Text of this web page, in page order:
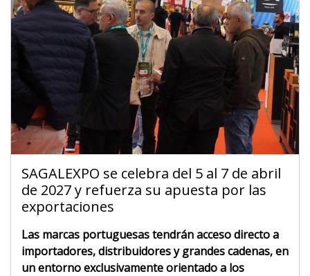
SAGALEXPO se celebra del 5 al 7 de abril
de 2027 y refuerza su apuesta por las
exportaciones
Las marcas portuguesas tendrán acceso directo a
importadores, distribuidores y grandes cadenas, en
un entorno exclusivamente orientado a los